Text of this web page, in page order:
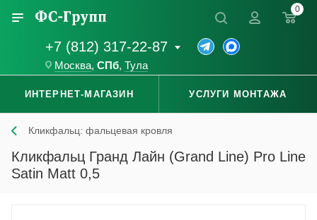
+7 (812) 317-22-87
Москва, СПб, Тула
0
ИНТЕРНЕТ-МАГАЗИН УСЛУГИ МОНТАЖА
Кликфальц: фальцевая кровля
Кликфальц Гранд Лайн (Grand Line) Pro Line
Satin Matt 0,5